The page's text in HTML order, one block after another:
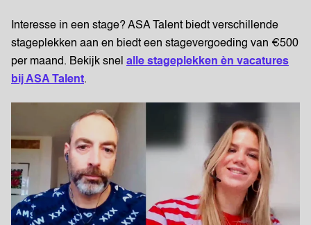
Interesse in een stage? ASA Talent biedt verschillende
stageplekken aan en biedt een stagevergoeding van €500
per maand. Bekijk snel alle stageplekken èn vacatures
bij ASA Talent.